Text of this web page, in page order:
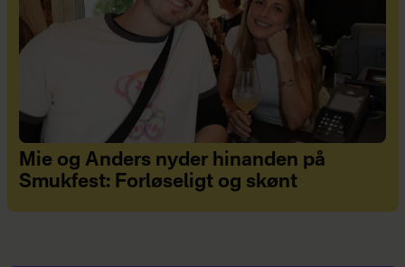
Mie og Anders nyder hinanden på
Smukfest: Forløseligt og skønt